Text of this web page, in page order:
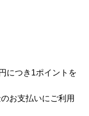
につき1ポイントを
お支払いにご利用